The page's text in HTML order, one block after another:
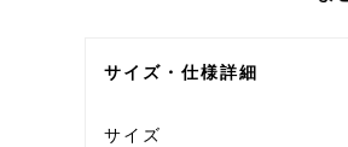
サイズ・仕様詳細
サイズ